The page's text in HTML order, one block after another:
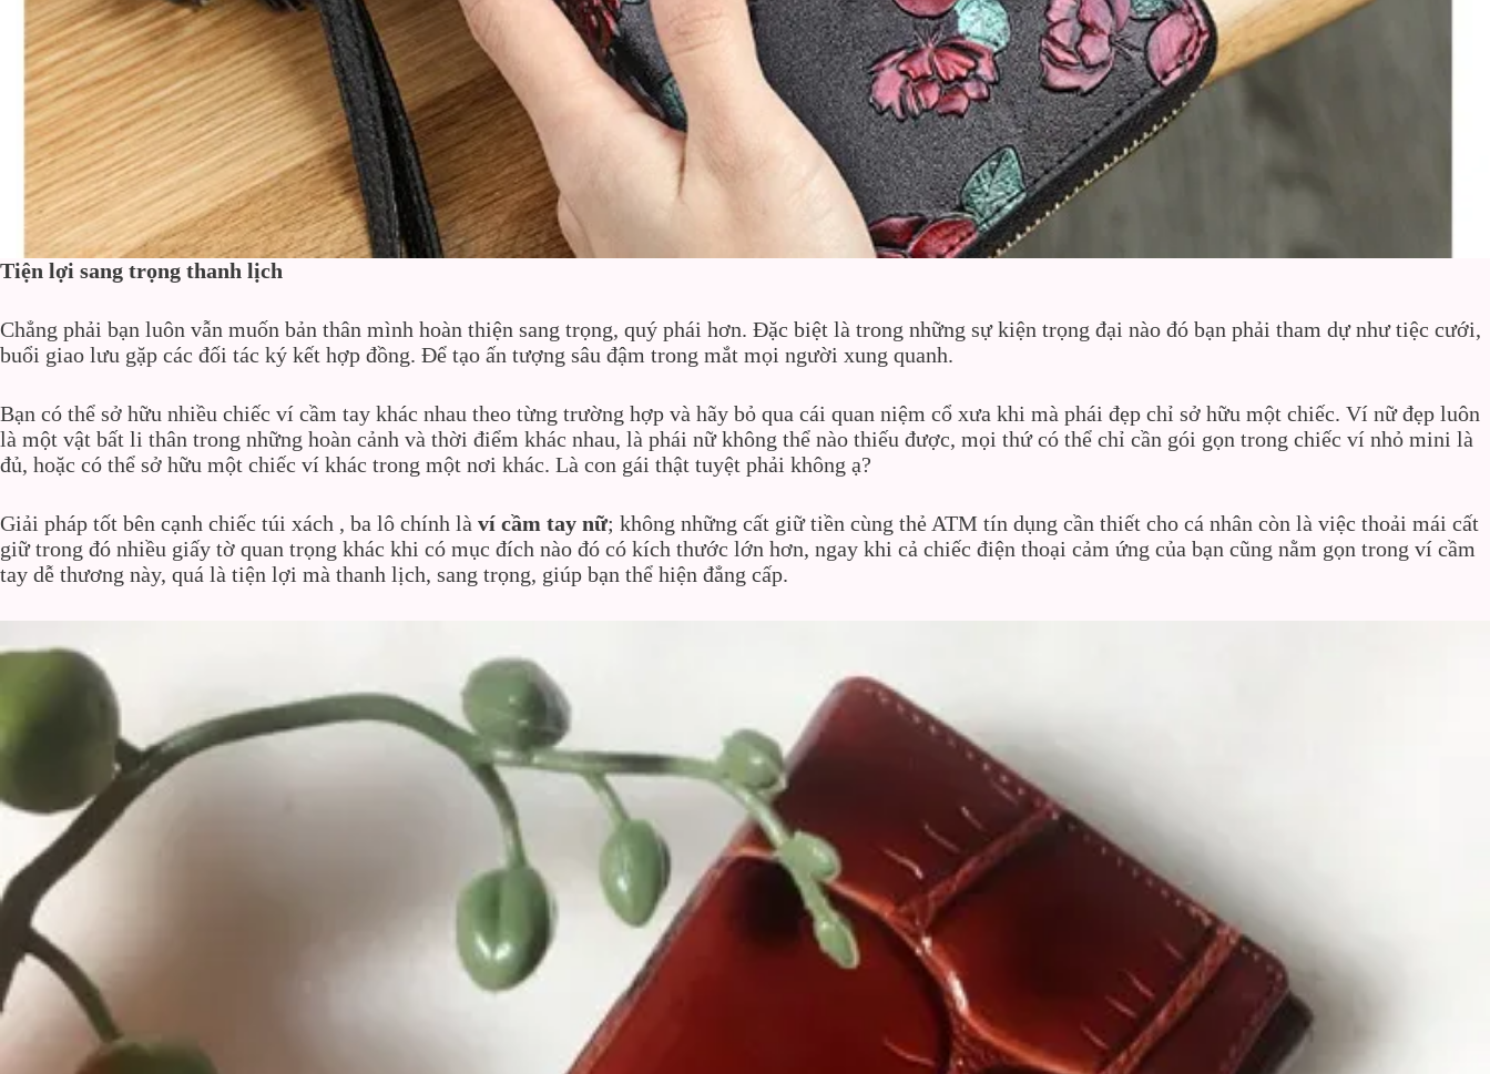
Tiện lợi sang trọng thanh lịch
Chẳng phải bạn luôn vẫn muốn bản thân mình hoàn thiện sang trọng, quý phái hơn. Đặc biệt là trong những sự kiện trọng đại nào đó bạn phải tham dự như tiệc cưới,
buổi giao lưu gặp các đối tác ký kết hợp đồng. Để tạo ấn tượng sâu đậm trong mắt mọi người xung quanh.
Bạn có thể sở hữu nhiều chiếc ví cầm tay khác nhau theo từng trường hợp và hãy bỏ qua cái quan niệm cổ xưa khi mà phái đẹp chỉ sở hữu một chiếc. Ví nữ đẹp luôn
là một vật bất li thân trong những hoàn cảnh và thời điểm khác nhau, là phái nữ không thể nào thiếu được, mọi thứ có thể chỉ cần gói gọn trong chiếc ví nhỏ mini là
đủ, hoặc có thể sở hữu một chiếc ví khác trong một nơi khác. Là con gái thật tuyệt phải không ạ?
Giải pháp tốt bên cạnh chiếc túi xách , ba lô chính là ví cầm tay nữ; không những cất giữ tiền cùng thẻ ATM tín dụng cần thiết cho cá nhân còn là việc thoải mái cất
giữ trong đó nhiều giấy tờ quan trọng khác khi có mục đích nào đó có kích thước lớn hơn, ngay khi cả chiếc điện thoại cảm ứng của bạn cũng nằm gọn trong ví cầm
tay dễ thương này, quá là tiện lợi mà thanh lịch, sang trọng, giúp bạn thể hiện đẳng cấp.